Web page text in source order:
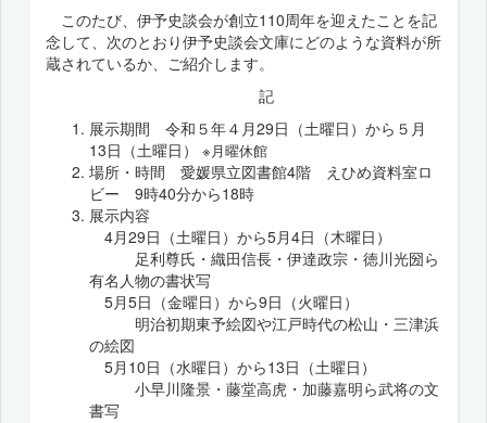
このたび、伊予史談会が創立110周年を迎えたことを記
念して、次のとおり伊予史談会文庫にどのような資料が所
蔵されているか、ご紹介します。
記
展示期間 令和５年４月29日（土曜日）から５月
13日（土曜日） ※月曜休館
場所・時間 愛媛県立図書館4階 えひめ資料室ロ
ビー 9時40分から18時
展示内容
4月29日（土曜日）から5月4日（木曜日）
足利尊氏・織田信長・伊達政宗・徳川光圀ら
有名人物の書状写
5月5日（金曜日）から9日（火曜日）
明治初期東予絵図や江戸時代の松山・三津浜
の絵図
5月10日（水曜日）から13日（土曜日）
小早川隆景・藤堂高虎・加藤嘉明ら武将の文
書写